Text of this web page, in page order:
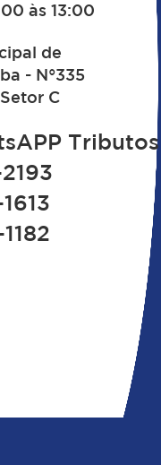
às 13:00
de
- N°335
C
Tributos